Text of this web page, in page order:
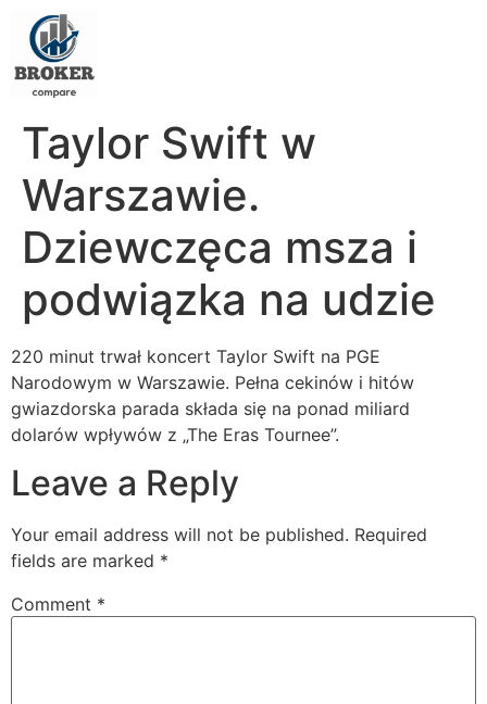
Taylor Swift w
Warszawie.
Dziewczęca msza i
podwiązka na udzie
220 minut trwał koncert Taylor Swift na PGE
Narodowym w Warszawie. Pełna cekinów i hitów
gwiazdorska parada składa się na ponad miliard
dolarów wpływów z „The Eras Tournee”.
Leave a Reply
Your email address will not be published. Required
fields are marked *
Comment *